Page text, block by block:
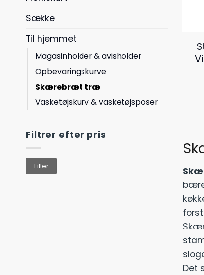
Sække
Til hjemmet
Magasinholder & avisholder
Opbevaringskurve
Skærebræt træ
Vasketøjskurv & vasketøjsposer
Filtrer efter pris
Mindste
pris
Højeste
prisFilter
Det